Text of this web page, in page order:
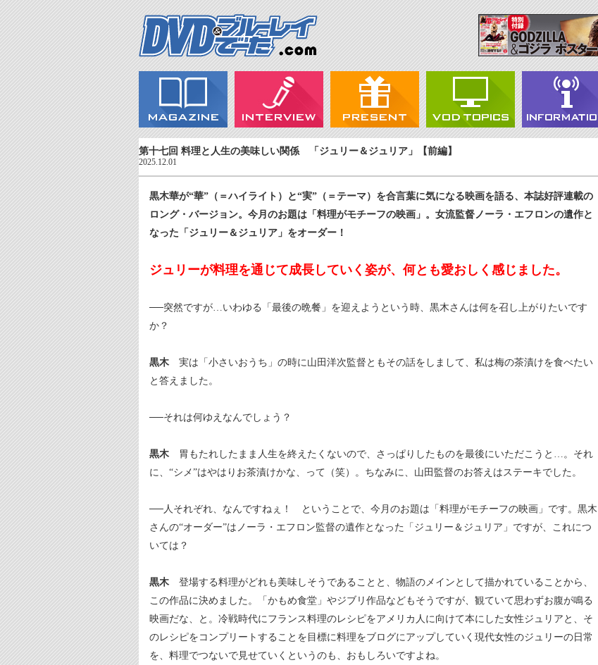
第十七回 料理と人生の美味しい関係 「ジュリー＆ジュリア」【前編】
2025.12.01
黒木華が“華”（＝ハイライト）と“実”（＝テーマ）を合言葉に気になる映画を語る、本誌好評連載の
ロング・バージョン。今月のお題は「料理がモチーフの映画」。女流監督ノーラ・エフロンの遺作と
なった「ジュリー＆ジュリア」をオーダー！
ジュリーが料理を通じて成長していく姿が、何とも愛おしく感じました。
──突然ですが…いわゆる「最後の晩餐」を迎えようという時、黒木さんは何を召し上がりたいです
か？
黒木 実は「小さいおうち」の時に山田洋次監督ともその話をしまして、私は梅の茶漬けを食べたい
と答えました。
──それは何ゆえなんでしょう？
黒木 胃もたれしたまま人生を終えたくないので、さっぱりしたものを最後にいただこうと…。それ
に、“シメ”はやはりお茶漬けかな、って（笑）。ちなみに、山田監督のお答えはステーキでした。
──人それぞれ、なんですねぇ！ ということで、今月のお題は「料理がモチーフの映画」です。黒木
さんの“オーダー”はノーラ・エフロン監督の遺作となった「ジュリー＆ジュリア」ですが、これにつ
いては？
黒木 登場する料理がどれも美味しそうであることと、物語のメインとして描かれていることから、
この作品に決めました。「かもめ食堂」やジブリ作品などもそうですが、観ていて思わずお腹が鳴る
映画だな、と。冷戦時代にフランス料理のレシピをアメリカ人に向けて本にした女性ジュリアと、そ
のレシピをコンプリートすることを目標に料理をブログにアップしていく現代女性のジュリーの日常
を、料理でつないで見せていくというのも、おもしろいですよね。